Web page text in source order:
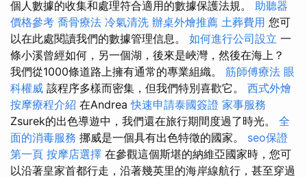
個人數據的收集和處理符合適用的數據保護法規。 助聽器
價格參考 喬骨療法 冷氣清洗 辦桌外燴推薦 土葬費用 您可
以在此處閱讀我們的數據管理信息。 如何進行公司設立 一
條小溪曾經如何，另一個湖，後來是峽灣，然後在海上？
我們從1000條道路上擁有通常的專業組織。 筋師傅療法 眼
科權威 該程序多樣而密集，但我們特別喜歡它。 西式外燴
按摩療程介紹 在Andrea快速申請泰國簽證 家事服務
Zsurek的出色導遊中，我們還在旅行期間度過了時光。 全
面的消毒服務 挪威是一個具有出色特徵的國家。 seo保證
第一頁 按摩店選擇 在參觀這個斯堪的納維亞國家時，您可
以沿著皇家首都行走，沿著幾英里的海岸線航行，甚至穿過